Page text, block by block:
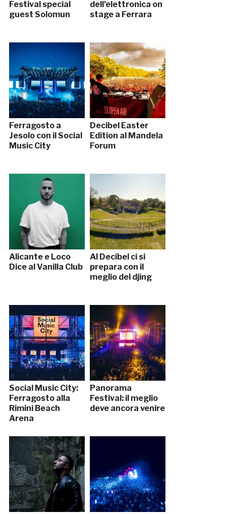
Festival special
guest Solomun
dell’elettronica on
stage a Ferrara
Ferragosto a
Jesolo con il Social
Music City
Decibel Easter
Edition al Mandela
Forum
Alicante e Loco
Dice al Vanilla Club
Al Decibel ci si
prepara con il
meglio del djing
Social Music City:
Ferragosto alla
Rimini Beach
Arena
Panorama
Festival: il meglio
deve ancora venire